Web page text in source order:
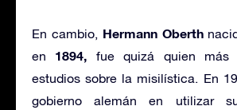
En cambio, Hermann Oberth
en 1894, fue quizá quien más
estudios sobre la misilística. En
gobierno alemán en utilizar